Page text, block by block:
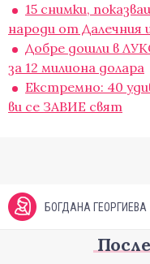
15 снимки,
народи от Далечния
Добре дошли в
за 12 милиона долара
Екстремно: 40
ви се ЗАВИЕ свят
БОГДАНА ГЕОРГИЕВА